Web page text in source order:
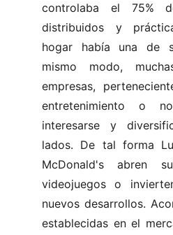
controlaba el 75%
distribuidos y
hogar había una de
mismo modo,
empresas,
entretenimiento o
interesarse y
lados. De tal forma
McDonald's abren
videojuegos o
nuevos desarrollos.
establecidas en el